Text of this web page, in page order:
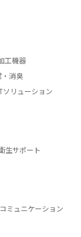
工機器
・消臭
ソリューション
生サポート
コミュニケーション